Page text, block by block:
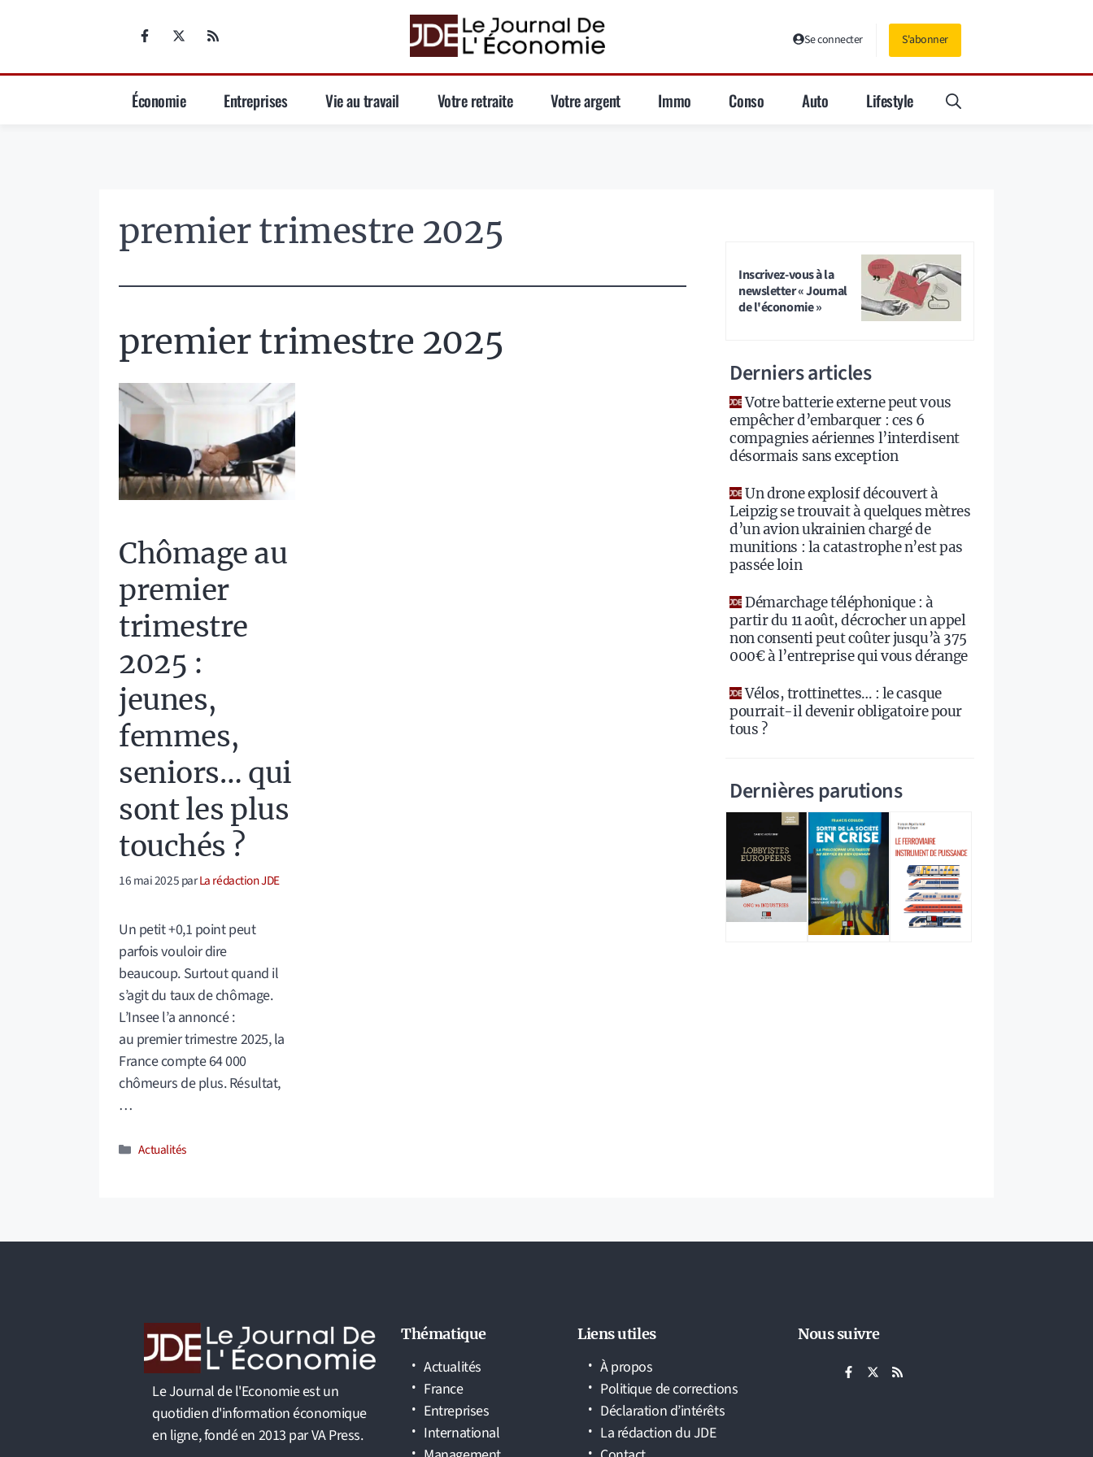
Se connecter S'abonner
Économie Entreprises Vie au travail Votre retraite Votre argent Immo Conso Auto Lifestyle
premier trimestre 2025
premier trimestre 2025
Chômage au
premier
trimestre
2025 :
jeunes,
femmes,
seniors… qui
sont les plus
touchés ?
16 mai 2025parLa rédaction JDE
Un petit +0,1 point peut
parfois vouloir dire
beaucoup. Surtout quand il
s’agit du taux de chômage.
L’Insee l’a annoncé :
au premier trimestre 2025, la
France compte 64 000
chômeurs de plus. Résultat,
…
Catégories
Actualités
Inscrivez-vous à la
newsletter « Journal
de l'économie »
Derniers articles
Votre batterie externe peut vous
empêcher d’embarquer : ces 6
compagnies aériennes l’interdisent
désormais sans exception
Un drone explosif découvert à
Leipzig se trouvait à quelques mètres
d’un avion ukrainien chargé de
munitions : la catastrophe n’est pas
passée loin
Démarchage téléphonique : à
partir du 11 août, décrocher un appel
non consenti peut coûter jusqu’à 375
000€ à l’entreprise qui vous dérange
Vélos, trottinettes… : le casque
pourrait-il devenir obligatoire pour
tous ?
Dernières parutions
Le Journal de l'Economie est un
quotidien d'information économique
en ligne, fondé en 2013 par VA Press.
Thématique
Actualités
France
Entreprises
International
Liens utiles
À propos
Politique de corrections
Déclaration d’intérêts
La rédaction du JDE
Nous suivre